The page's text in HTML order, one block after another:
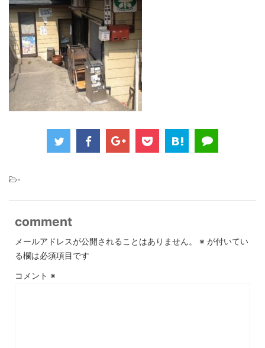
-
comment
メールアドレスが公開されることはありません。 ※ が付いてい
る欄は必須項目です
コメント ※